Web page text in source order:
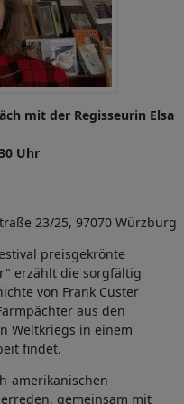
mit der Regisseurin Elsa
Uhr
23/25, 97070 Würzburg
preisgekrönte
erzählt die sorgfältig
von Frank Custer
aus den
Weltkriegs in einem
findet.
amerikanischen
gemeinsam mit